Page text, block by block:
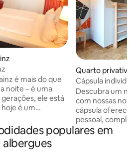
é mais do que
noite – é uma
hoje é um
atmosfera
Área de
de segunda a
Quarto privativo
Cápsula
compartilhado
Descubra um
com nossas
cápsula oferece
pessoal,
maior privacidade
populares em
albergues